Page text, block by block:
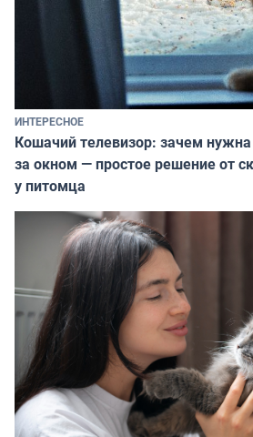
ИНТЕРЕСНОЕ
Кошачий телевизор: зачем
за окном — простое решение от
у питомца